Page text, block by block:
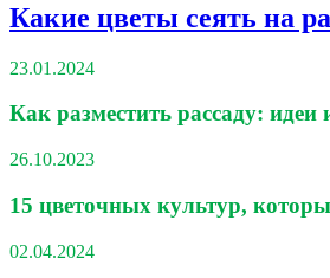
Какие цветы сеять на
23.01.2024
Как разместить рассаду: идеи
26.10.2023
15 цветочных культур,
02.04.2024